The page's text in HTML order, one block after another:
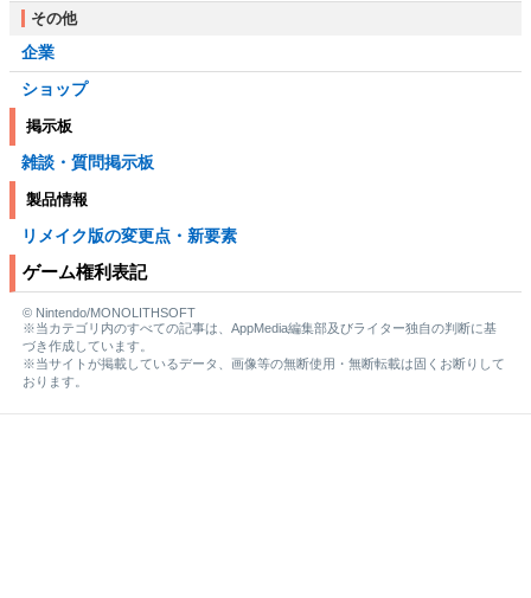
その他
企業
ショップ
掲示板
雑談・質問掲示板
製品情報
リメイク版の変更点・新要素
ゲーム権利表記
© Nintendo/MONOLITHSOFT
※当カテゴリ内のすべての記事は、AppMedia編集部及びライター独自の判断に基
づき作成しています。
※当サイトが掲載しているデータ、画像等の無断使用・無断転載は固くお断りして
おります。